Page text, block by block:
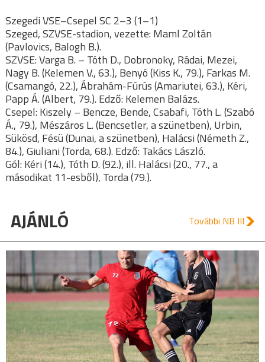
Szegedi VSE–Csepel SC 2–3 (1–1)
Szeged, SZVSE-stadion, vezette: Maml Zoltán
(Pavlovics, Balogh B.).
SZVSE: Varga B. – Tóth D., Dobronoky, Rádai, Mezei,
Nagy B. (Kelemen V., 63.), Benyó (Kiss K., 79.), Farkas M.
(Csamangó, 22.), Ábrahám-Fúrús (Amariutei, 63.), Kéri,
Papp Á. (Albert, 79.). Edző: Kelemen Balázs.
Csepel: Kiszely – Bencze, Bende, Csabafi, Tóth L. (Szabó
Á., 79.), Mészáros L. (Bencsetler, a szünetben), Urbin,
Sükösd, Fésü (Dunai, a szünetben), Halácsi (Németh Z.,
84.), Giuliani (Torda, 68.). Edző: Takács László.
Gól: Kéri (14.), Tóth D. (92.), ill. Halácsi (20., 77., a
másodikat 11-esből), Torda (79.).
AJÁNLÓ További NB III